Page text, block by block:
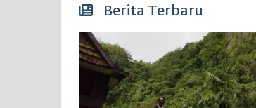
Berita Terbaru